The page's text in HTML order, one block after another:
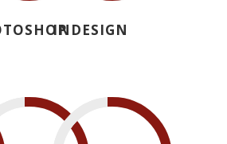
INDESIGN